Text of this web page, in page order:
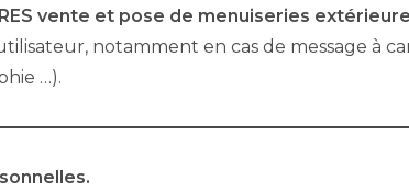
vente et pose de menuiseries
notamment en cas de message à
…).